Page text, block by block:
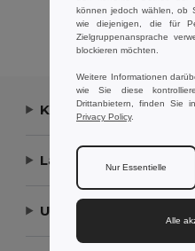
Alle
Kontaktieren Sie uns
Lassen Sie uns helfen
Unser Unternehmen
können jedoch wählen, ob
wie diejenigen, die für
Zielgruppenansprache
blockieren möchten.
Weitere Informationen
wie Sie diese
Drittanbietern, finden Sie
Privacy Policy.
Nur Essentielle
Alle